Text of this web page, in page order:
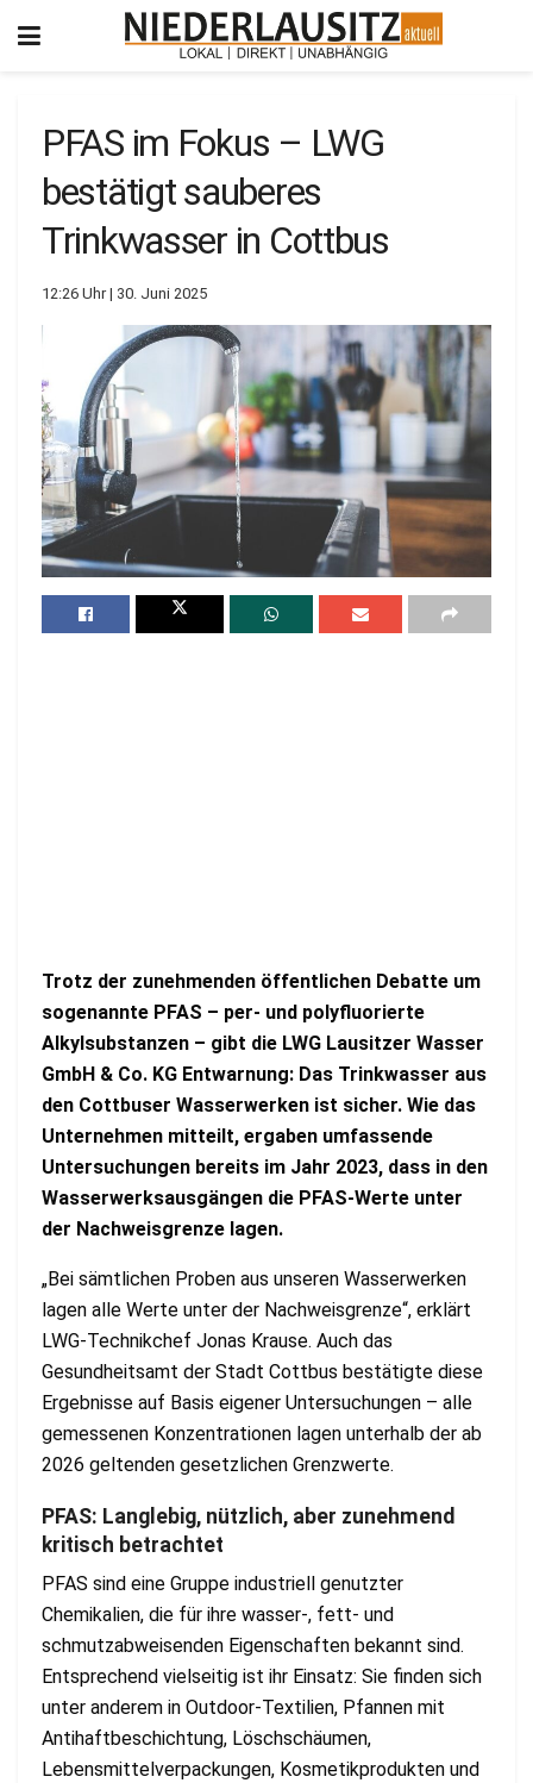
PFAS im Fokus – LWG
bestätigt sauberes
Trinkwasser in Cottbus
12:26 Uhr | 30. Juni 2025
Trotz der zunehmenden öffentlichen Debatte um
sogenannte PFAS – per- und polyfluorierte
Alkylsubstanzen – gibt die LWG Lausitzer Wasser
GmbH & Co. KG Entwarnung: Das Trinkwasser aus
den Cottbuser Wasserwerken ist sicher. Wie das
Unternehmen mitteilt, ergaben umfassende
Untersuchungen bereits im Jahr 2023, dass in den
Wasserwerksausgängen die PFAS-Werte unter
der Nachweisgrenze lagen.
„Bei sämtlichen Proben aus unseren Wasserwerken
lagen alle Werte unter der Nachweisgrenze“, erklärt
LWG-Technikchef Jonas Krause. Auch das
Gesundheitsamt der Stadt Cottbus bestätigte diese
Ergebnisse auf Basis eigener Untersuchungen – alle
gemessenen Konzentrationen lagen unterhalb der ab
2026 geltenden gesetzlichen Grenzwerte.
PFAS: Langlebig, nützlich, aber zunehmend
kritisch betrachtet
PFAS sind eine Gruppe industriell genutzter
Chemikalien, die für ihre wasser-, fett- und
schmutzabweisenden Eigenschaften bekannt sind.
Entsprechend vielseitig ist ihr Einsatz: Sie finden sich
unter anderem in Outdoor-Textilien, Pfannen mit
Antihaftbeschichtung, Löschschäumen,
Lebensmittelverpackungen, Kosmetikprodukten und